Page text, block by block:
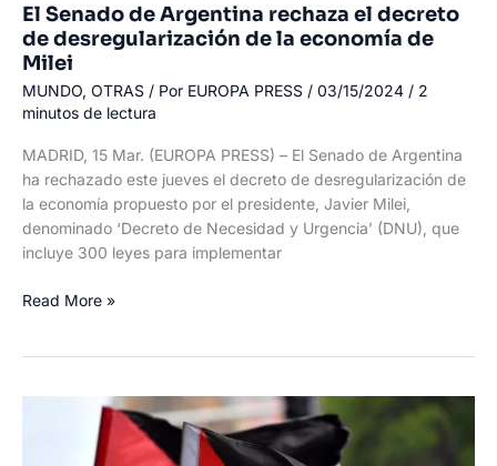
El Senado de Argentina rechaza el decreto
de desregularización de la economía de
Milei
MUNDO, OTRAS / Por EUROPA PRESS / 03/15/2024 / 2
minutos de lectura
MADRID, 15 Mar. (EUROPA PRESS) – El Senado de Argentina
ha rechazado este jueves el decreto de desregularización de
la economía propuesto por el presidente, Javier Milei,
denominado ‘Decreto de Necesidad y Urgencia’ (DNU), que
incluye 300 leyes para implementar
El
rechaza
Read More »